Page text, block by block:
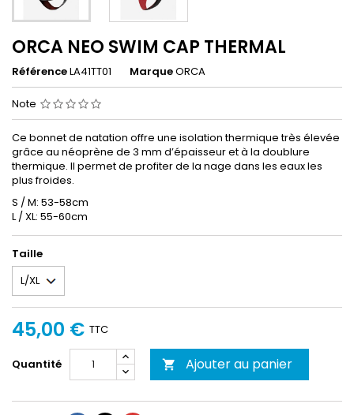
ORCA NEO SWIM CAP THERMAL
RéférenceLA41TT01 MarqueORCA
Note
Ce bonnet de natation offre une isolation thermique très élevée
grâce au néoprène de 3 mm d’épaisseur et à la doublure
thermique. Il permet de profiter de la nage dans les eaux les
plus froides.
S / M: 53-58cm
L / XL: 55-60cm
Taille
45,00 € TTC
Quantité  Ajouter au panier